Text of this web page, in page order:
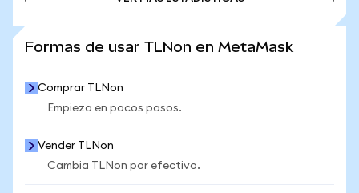
Formas de usar TLNon en MetaMask
Comprar TLNon
Empieza en pocos pasos.
Vender TLNon
Cambia TLNon por efectivo.